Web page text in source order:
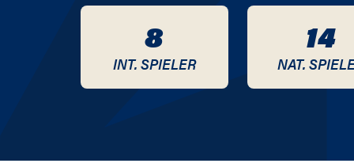
2014 / 2015
8
INT. SPIELER
14
NAT.